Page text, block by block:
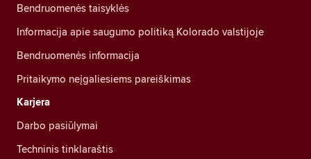
Bendruomenės taisyklės
Informacija apie saugumo politiką Kolorado valstijoje
Bendruomenės informacija
Pritaikymo neįgaliesiems pareiškimas
Karjera
Darbo pasiūlymai
Techninis tinklaraštis